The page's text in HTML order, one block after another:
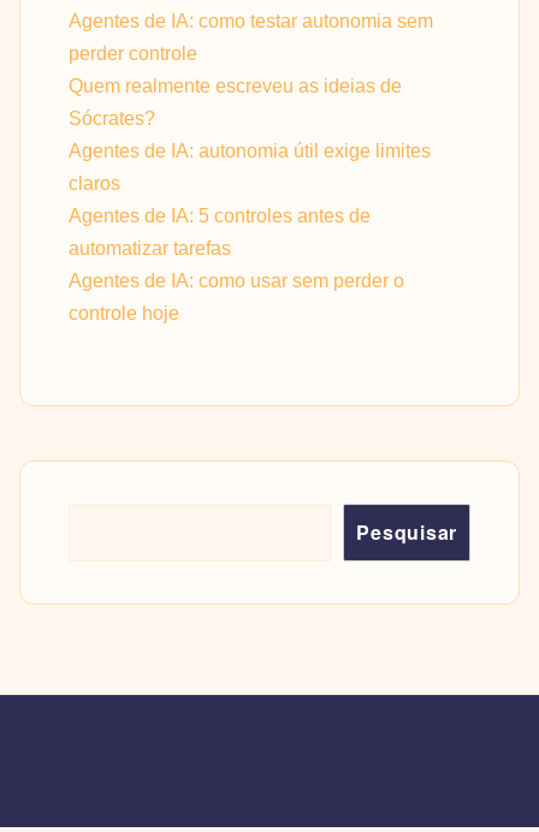
Agentes de IA: como testar autonomia sem
perder controle
Quem realmente escreveu as ideias de
Sócrates?
Agentes de IA: autonomia útil exige limites
claros
Agentes de IA: 5 controles antes de
automatizar tarefas
Agentes de IA: como usar sem perder o
controle hoje
Pesquisar